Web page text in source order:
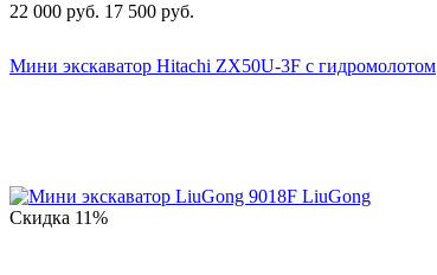
22 000 руб. 17 500 руб.
Мини экскаватор Hitachi ZX50U-3F с гидромолотом
Скидка 11%